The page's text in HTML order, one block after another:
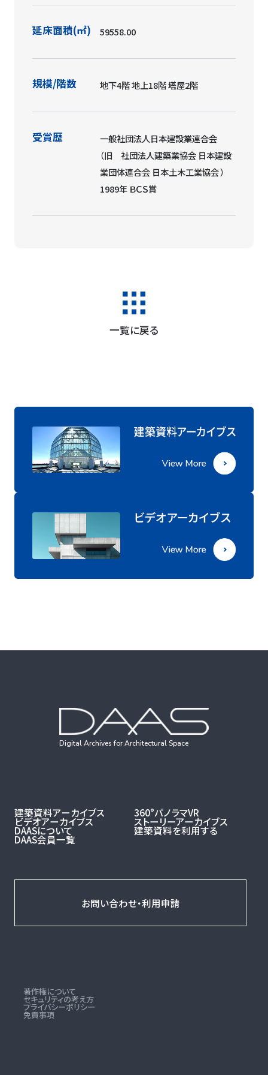
延床面積(㎡) 59558.00
規模/階数 地下4階 地上18階 塔屋2階
受賞歴
一般社団法人日本建設業連合会
（旧 社団法人建築業協会 日本建設
業団体連合会 日本土木工業協会 ）
1989年 ＢＣＳ賞
一覧に戻る
Digital Archives for Architectural Space
建築資料アーカイブス 360°パノラマVR
ビデオアーカイブス ストーリーアーカイブス
DAASについて 建築資料を利用する
DAAS会員一覧
お問い合わせ・利用申請
著作権について
セキュリティの考え方
プライバシーポリシー
免責事項